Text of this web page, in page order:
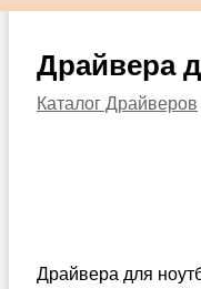
Драйвера
Каталог Драйверов
Драйвера для